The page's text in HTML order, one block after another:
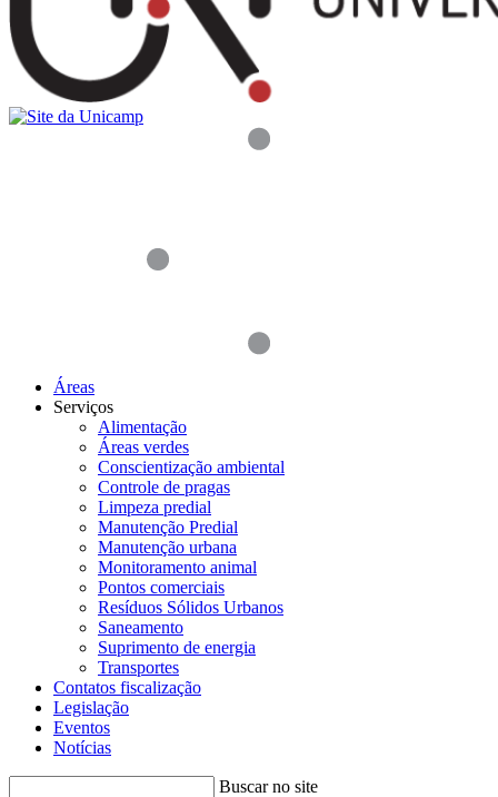
Áreas
Serviços
Alimentação
Áreas verdes
Conscientização ambiental
Controle de pragas
Limpeza predial
Manutenção Predial
Manutenção urbana
Monitoramento animal
Pontos comerciais
Resíduos Sólidos Urbanos
Saneamento
Suprimento de energia
Transportes
Contatos fiscalização
Legislação
Eventos
Notícias
Buscar no site